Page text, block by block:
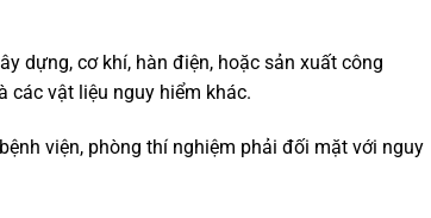
dựng, cơ khí, hàn điện, hoặc sản xuất công
các vật liệu nguy hiểm khác.
viện, phòng thí nghiệm phải đối mặt với nguy